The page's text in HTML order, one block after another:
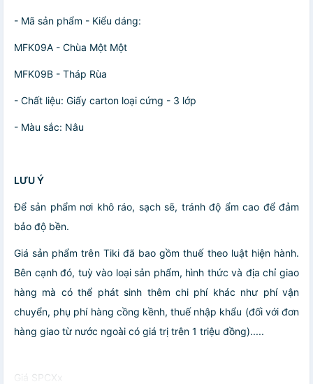
- Mã sản phẩm - Kiểu dáng:
MFK09A - Chùa Một Một
MFK09B - Tháp Rùa
- Chất liệu: Giấy carton loại cứng - 3 lớp
- Màu sắc: Nâu
LƯU Ý
Để sản phẩm nơi khô ráo, sạch sẽ, tránh độ ẩm cao để đảm
bảo độ bền.
Giá sản phẩm trên Tiki đã bao gồm thuế theo luật hiện hành.
Bên cạnh đó, tuỳ vào loại sản phẩm, hình thức và địa chỉ giao
hàng mà có thể phát sinh thêm chi phí khác như phí vận
chuyển, phụ phí hàng cồng kềnh, thuế nhập khẩu (đối với đơn
hàng giao từ nước ngoài có giá trị trên 1 triệu đồng).....
Giá SPCXx